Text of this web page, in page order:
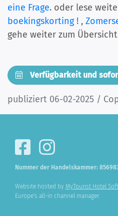
eine Frage. oder lese
boekingskorting ! ,
gehe weiter zum Übersicht
Verfügbarkeit und
publiziert 06-02-2025 /
Nummer der Handelskammer:
Website hosted by MyTourist Hotel
Europe's all-in channel manager.